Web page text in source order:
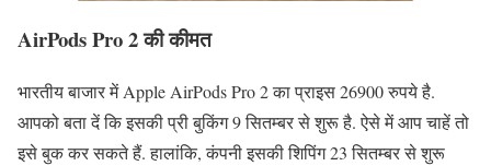
AirPods Pro 2 की कीमत
भारतीय बाजार में Apple AirPods Pro 2 का प्राइस 26900 रुपये है.
आपको बता दें कि इसकी प्री बुकिंग 9 सितम्बर से शुरू है. ऐसे में आप चाहें तो
इसे बुक कर सकते हैं. हालांकि, कंपनी इसकी शिपिंग 23 सितम्बर से शुरू